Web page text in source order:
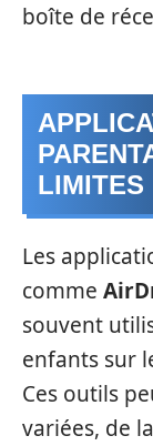
boîte de
LIMITES
Les
comme
souvent
enfants sur
Ces outils
variées, de